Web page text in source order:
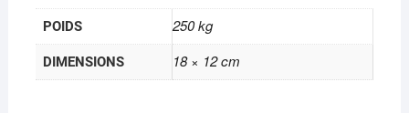
POIDS 250 kg
DIMENSIONS 18 × 12 cm